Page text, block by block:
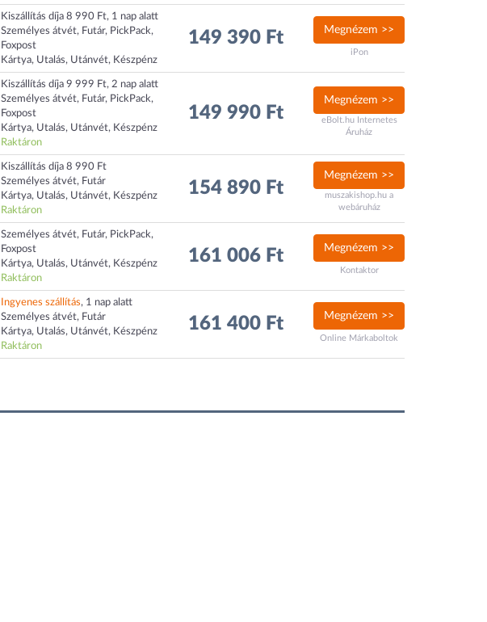
Kiszállítás díja 8 990 Ft, 1 nap alatt
Személyes átvét, Futár, PickPack,
Foxpost
Kártya, Utalás, Utánvét, Készpénz
149 390 Ft Megnézem >>
iPon
Kiszállítás díja 9 999 Ft, 2 nap alatt
Személyes átvét, Futár, PickPack,
Foxpost
Kártya, Utalás, Utánvét, Készpénz
Raktáron
149 990 Ft
Megnézem >>
eBolt.hu Internetes
Áruház
Kiszállítás díja 8 990 Ft
Személyes átvét, Futár
Kártya, Utalás, Utánvét, Készpénz
Raktáron
154 890 Ft
Megnézem >>
muszakishop.hu a
webáruház
Személyes átvét, Futár, PickPack,
Foxpost
Kártya, Utalás, Utánvét, Készpénz
Raktáron
161 006 Ft Megnézem >>
Kontaktor
Ingyenes szállítás, 1 nap alatt
Személyes átvét, Futár
Kártya, Utalás, Utánvét, Készpénz
Raktáron
161 400 Ft Megnézem >>
Online Márkaboltok